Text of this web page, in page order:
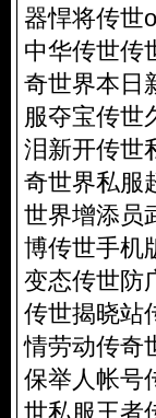
器悍将传世
中华传世传
奇世界本日
服夺宝传世
泪新开传世
奇世界私服
世界增添员
博传世手机
变态传世防
传世揭晓站
情劳动传奇
保举人帐号
世私服王者